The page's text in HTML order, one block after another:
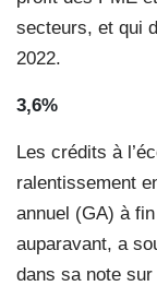
secteurs, et qui
2022.
3,6%
Les crédits à
ralentissement
annuel (GA) à
auparavant, a
dans sa note